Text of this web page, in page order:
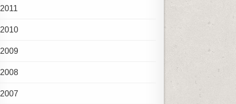
2011
2010
2009
2008
2007